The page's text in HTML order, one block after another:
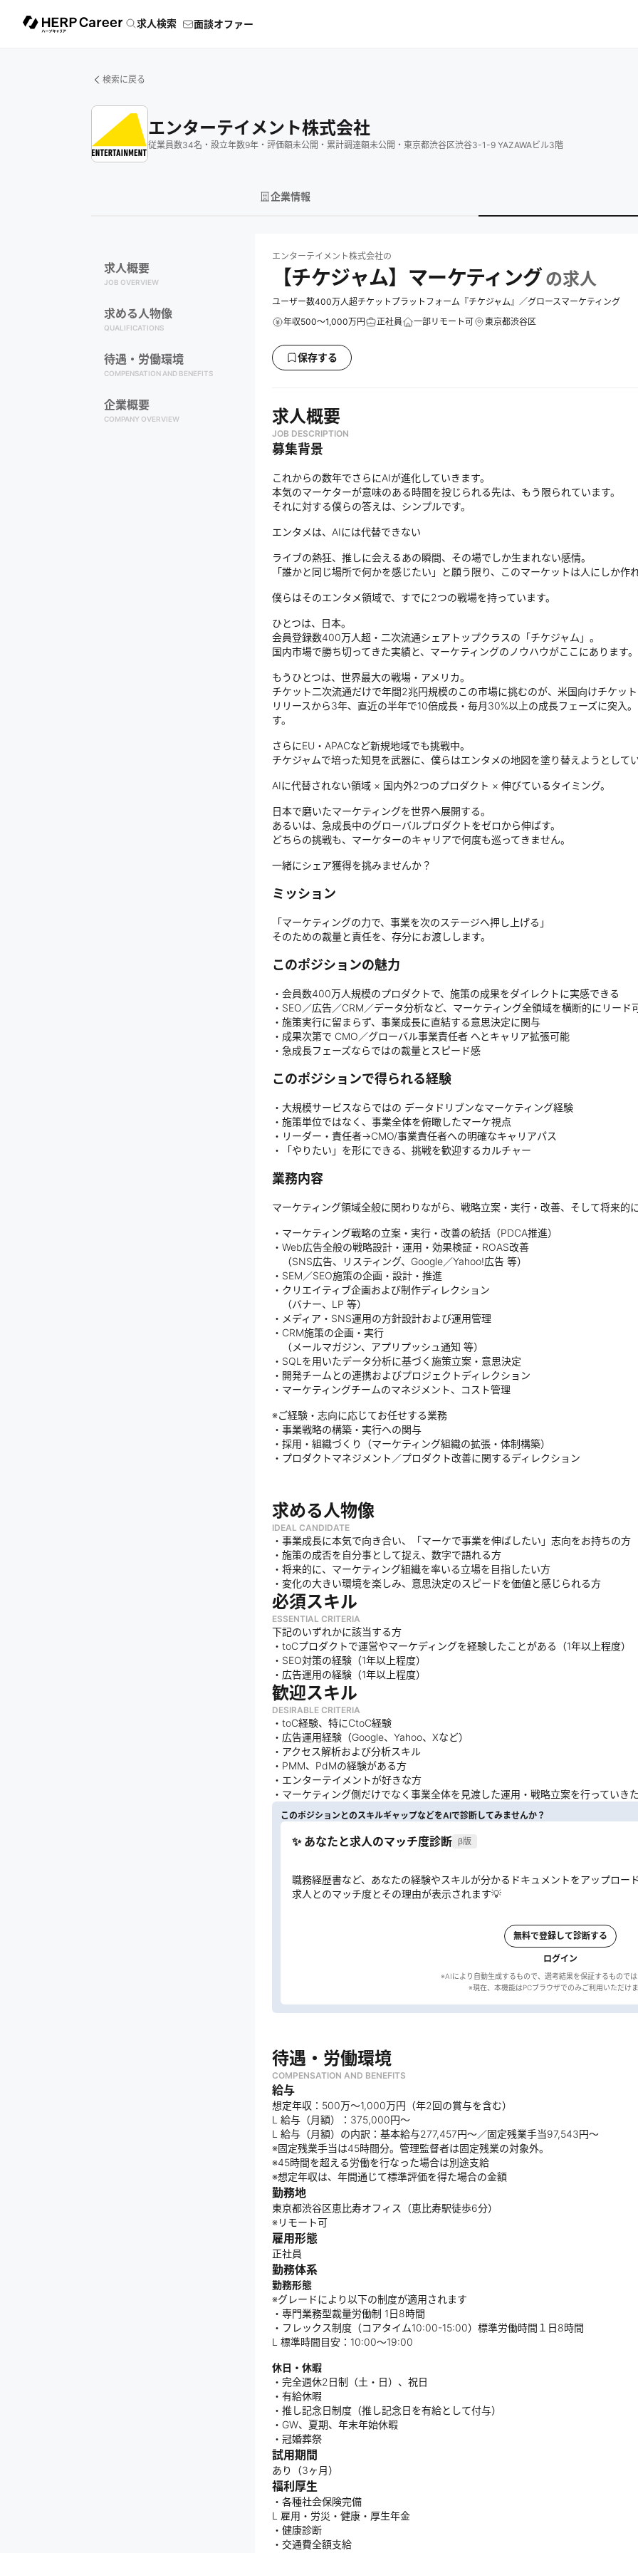
求人検索 面談オファー
検索に戻る
エンターテイメント株式会社
従業員数34名 ・ 設立年数9年 ・ 評価額未公開 ・ 累計調達額未公開 ・ 東京都渋谷区渋谷3-1-9 YAZAWAビル3階
企業情報
求人概要
JOB OVERVIEW
求める人物像
QUALIFICATIONS
待遇・労働環境
COMPENSATION AND BENEFITS
企業概要
COMPANY OVERVIEW
エンターテイメント株式会社の
【チケジャム】マーケティングの求人
ユーザー数400万人超チケットプラットフォーム『チケジャム』／グロースマーケティング
年収500～1,000万円
正社員 一部リモート可 東京都渋谷区
保存する
求人概要
JOB DESCRIPTION
募集背景
これからの数年でさらにAIが進化していきます。
本気のマーケターが意味のある時間を投じられる先は、もう限られています。
それに対する僕らの答えは、シンプルです。
エンタメは、AIには代替できない
ライブの熱狂、推しに会えるあの瞬間、その場でしか生まれない感情。
「誰かと同じ場所で何かを感じたい」と願う限り、このマーケットは人にしか作
僕らはそのエンタメ領域で、すでに2つの戦場を持っています。
ひとつは、日本。
会員登録数400万人超・二次流通シェアトップクラスの「チケジャム」。
国内市場で勝ち切ってきた実績と、マーケティングのノウハウがここにあります。
もうひとつは、世界最大の戦場・アメリカ。
チケット二次流通だけで年間2兆円規模のこの市場に挑むのが、米国向けチケッ
リリースから3年、直近の半年で10倍成長・毎月30%以上の成長フェーズに突入
す。
さらにEU・APACなど新規地域でも挑戦中。
チケジャムで培った知見を武器に、僕らはエンタメの地図を塗り替えようとしてい
AIに代替されない領域 × 国内外2つのプロダクト × 伸びているタイミング。
日本で磨いたマーケティングを世界へ展開する。
あるいは、急成長中のグローバルプロダクトをゼロから伸ばす。
どちらの挑戦も、マーケターのキャリアで何度も巡ってきません。
一緒にシェア獲得を挑みませんか？
ミッション
「マーケティングの力で、事業を次のステージへ押し上げる」
そのための裁量と責任を、存分にお渡しします。
このポジションの魅力
・会員数400万人規模のプロダクトで、施策の成果をダイレクトに実感できる
・SEO／広告／CRM／データ分析など、マーケティング全領域を横断的にリード
・施策実行に留まらず、事業成長に直結する意思決定に関与
・成果次第で CMO／グローバル事業責任者 へとキャリア拡張可能
・急成長フェーズならではの裁量とスピード感
このポジションで得られる経験
・大規模サービスならではの データドリブンなマーケティング経験
・施策単位ではなく、事業全体を俯瞰したマーケ視点
・リーダー・責任者→CMO/事業責任者への明確なキャリアパス
・「やりたい」を形にできる、挑戦を歓迎するカルチャー
業務内容
マーケティング領域全般に関わりながら、戦略立案・実行・改善、そして将来的
・マーケティング戦略の立案・実行・改善の統括（PDCA推進）
・Web広告全般の戦略設計・運用・効果検証・ROAS改善
（SNS広告、リスティング、Google／Yahoo!広告 等）
・SEM／SEO施策の企画・設計・推進
・クリエイティブ企画および制作ディレクション
（バナー、LP 等）
・メディア・SNS運用の方針設計および運用管理
・CRM施策の企画・実行
（メールマガジン、アプリプッシュ通知 等）
・SQLを用いたデータ分析に基づく施策立案・意思決定
・開発チームとの連携およびプロジェクトディレクション
・マーケティングチームのマネジメント、コスト管理
※ご経験・志向に応じてお任せする業務
・事業戦略の構築・実行への関与
・採用・組織づくり（マーケティング組織の拡張・体制構築）
・プロダクトマネジメント／プロダクト改善に関するディレクション
求める人物像
IDEAL CANDIDATE
・事業成長に本気で向き合い、「マーケで事業を伸ばしたい」志向をお持ちの方
・施策の成否を自分事として捉え、数字で語れる方
・将来的に、マーケティング組織を率いる立場を目指したい方
・変化の大きい環境を楽しみ、意思決定のスピードを価値と感じられる方
必須スキル
ESSENTIAL CRITERIA
下記のいずれかに該当する方
・toCプロダクトで運営やマーケディングを経験したことがある（1年以上程度）
・SEO対策の経験（1年以上程度）
・広告運用の経験（1年以上程度）
歓迎スキル
DESIRABLE CRITERIA
・toC経験、特にCtoC経験
・広告運用経験（Google、Yahoo、Xなど）
・アクセス解析および分析スキル
・PMM、PdMの経験がある方
・エンターテイメントが好きな方
・マーケティング側だけでなく事業全体を見渡した運用・戦略立案を行っていき
このポジションとのスキルギャップなどをAIで診断してみませんか？
✨ あなたと求人のマッチ度診断 β版
職務経歴書など、あなたの経験やスキルが分かるドキュメントをアップロード
求人とのマッチ度とその理由が表示されます💡
無料で登録して診断する
ログイン
※AIにより自動生成するもので、選考結果を保証するものでは
待遇・労働環境
COMPENSATION AND BENEFITS
給与
想定年収：500万～1,000万円（年2回の賞与を含む）
L 給与（月額）：375,000円〜
L 給与（月額）の内訳：基本給与277,457円〜／固定残業手当97,543円〜
※固定残業手当は45時間分。管理監督者は固定残業の対象外。
※45時間を超える労働を行なった場合は別途支給
※想定年収は、年間通じて標準評価を得た場合の金額
勤務地
東京都渋谷区恵比寿オフィス（恵比寿駅徒歩6分）
※リモート可
雇用形態
正社員
勤務体系
勤務形態
※グレードにより以下の制度が適用されます
・専門業務型裁量労働制 1日8時間
・フレックス制度（コアタイム10:00-15:00）標準労働時間１日8時間
L 標準時間目安：10:00〜19:00
休日・休暇
・完全週休2⽇制（⼟・⽇）、祝⽇
・有給休暇
・推し記念日制度（推し記念日を有給として付与）
・GW、夏期、年末年始休暇
・冠婚葬祭
試用期間
あり（3ヶ月）
福利厚生
・各種社会保険完備
L 雇⽤・労災・健康・厚⽣年⾦
・健康診断
・交通費全額支給